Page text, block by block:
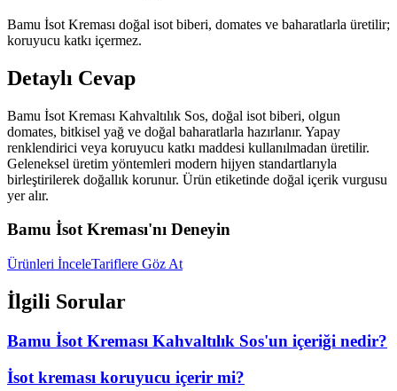
Bamu İsot Kreması doğal isot biberi, domates ve baharatlarla üretilir;
koruyucu katkı içermez.
Detaylı Cevap
Bamu İsot Kreması Kahvaltılık Sos, doğal isot biberi, olgun
domates, bitkisel yağ ve doğal baharatlarla hazırlanır. Yapay
renklendirici veya koruyucu katkı maddesi kullanılmadan üretilir.
Geleneksel üretim yöntemleri modern hijyen standartlarıyla
birleştirilerek doğallık korunur. Ürün etiketinde doğal içerik vurgusu
yer alır.
Bamu İsot Kreması'nı Deneyin
Ürünleri İnceleTariflere Göz At
İlgili Sorular
Bamu İsot Kreması Kahvaltılık Sos'un içeriği nedir?
İsot kreması koruyucu içerir mi?